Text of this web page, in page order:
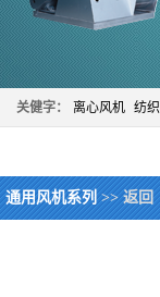
关健字： 离心风机 纺
通用风机系列 >> 返回